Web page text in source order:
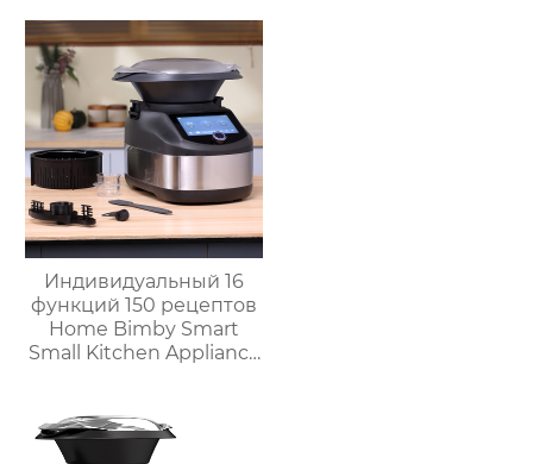
кухня Китай
высокоскоростной
супница кухонный
комбайн кухонная
техника Термомиксер
Индивидуальный 16
функций 150 рецептов
Home Bimby Smart
Small Kitchen Appliance
кухонный комбайн
Термопроцессор